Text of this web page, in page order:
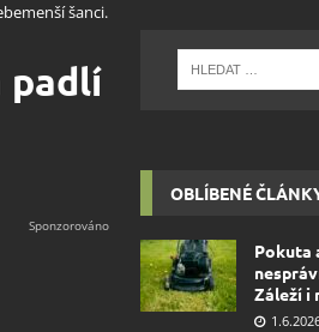
šanci.
padlí
OBLÍBENÉ
Pokuta
Záleží i